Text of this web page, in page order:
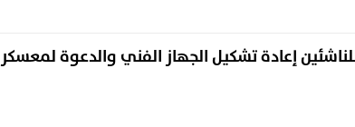
إعادة تشكيل الجهاز الفني والدعوة لمعسكر